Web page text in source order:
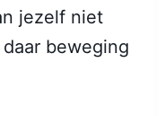
jezelf niet
beweging